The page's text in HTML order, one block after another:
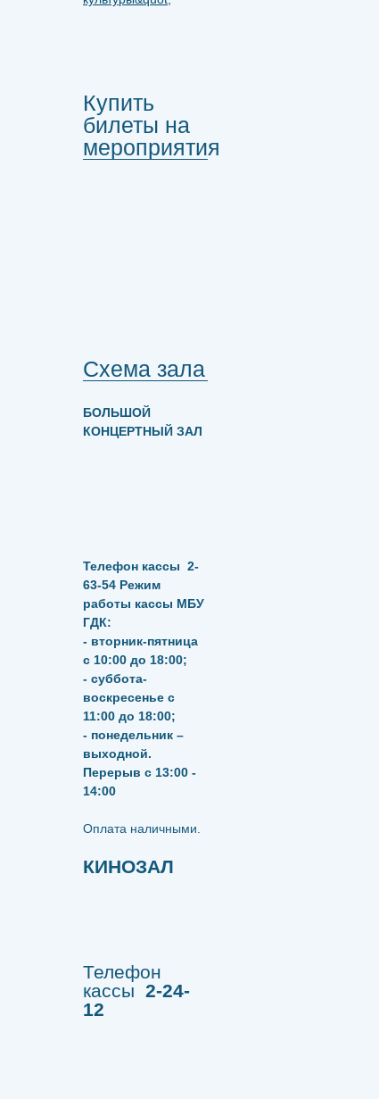
Купить
билеты на
мероприятия
Схема зала
БОЛЬШОЙ
КОНЦЕРТНЫЙ ЗАЛ
Телефон кассы 2-
63-54 Режим
работы кассы МБУ
ГДК:
- вторник-пятница
с 10:00 до 18:00;
- суббота-
воскресенье с
11:00 до 18:00;
- понедельник –
выходной.
Перерыв с 13:00 -
14:00
​​​​​​​Оплата наличными.
КИНОЗАЛ
Телефон
кассы 2-24-
12